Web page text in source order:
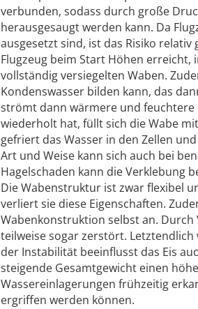
verbunden, sodass durch große
herausgesaugt werden kann. Da
ausgesetzt sind, ist das Risiko
Flugzeug beim Start Höhen
vollständig versiegelten Waben.
Kondenswasser bilden kann, das
strömt dann wärmere und feuchtere
wiederholt hat, füllt sich die Wabe
gefriert das Wasser in den Zellen
Art und Weise kann sich auch bei
Hagelschaden kann die Verklebung
Die Wabenstruktur ist zwar flexibel
verliert sie diese Eigenschaften.
Wabenkonstruktion selbst an.
teilweise sogar zerstört.
der Instabilität beeinflusst das Eis
steigende Gesamtgewicht einen
Wassereinlagerungen frühzeitig
ergriffen werden können.